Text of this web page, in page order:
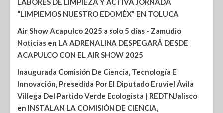
LABORES DE LIMPIEZA Y ACTIVA JORNADA
“LIMPIEMOS NUESTRO EDOMÉX” EN TOLUCA
Air Show Acapulco 2025 a solo 5 días - Zamudio
Noticias en LA ADRENALINA DESPEGARÁ DESDE
ACAPULCO CON EL AIR SHOW 2025
Inaugurada Comisión De Ciencia, Tecnología E
Innovación, Presedida Por El Diputado Eruviel Ávila
Villega Del Partido Verde Ecologista | REDTNJalisco
en INSTALAN LA COMISIÓN DE CIENCIA,